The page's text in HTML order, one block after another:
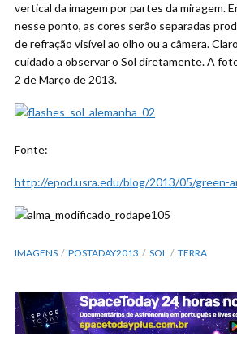
vertical da imagem por partes da miragem.
nesse ponto, as cores serão separadas
de refração visível ao olho ou a câmera.
cuidado a observar o Sol diretamente. A
2 de Março de 2013.
Fonte:
http://epod.usra.edu/blog/2013/05/green-
IMAGENS POSTADAY2013 SOL TERRA